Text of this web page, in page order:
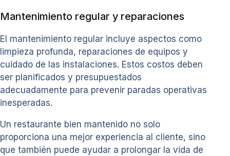
Mantenimiento regular y reparaciones
El mantenimiento regular incluye aspectos como
limpieza profunda, reparaciones de equipos y
cuidado de las instalaciones. Estos costos deben
ser planificados y presupuestados
adecuadamente para prevenir paradas operativas
inesperadas.
Un restaurante bien mantenido no solo
proporciona una mejor experiencia al cliente, sino
que también puede ayudar a prolongar la vida de